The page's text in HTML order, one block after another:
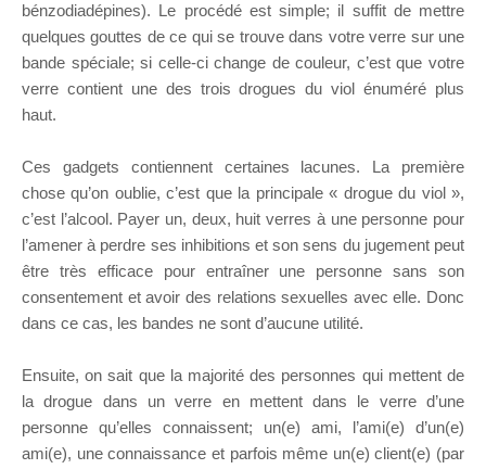
bénzodiadépines). Le procédé est simple; il suffit de mettre
quelques gouttes de ce qui se trouve dans votre verre sur une
bande spéciale; si celle-ci change de couleur, c’est que votre
verre contient une des trois drogues du viol énuméré plus
haut.
Ces gadgets contiennent certaines lacunes. La première
chose qu’on oublie, c’est que la principale « drogue du viol »,
c’est l’alcool. Payer un, deux, huit verres à une personne pour
l’amener à perdre ses inhibitions et son sens du jugement peut
être très efficace pour entraîner une personne sans son
consentement et avoir des relations sexuelles avec elle. Donc
dans ce cas, les bandes ne sont d’aucune utilité.
Ensuite, on sait que la majorité des personnes qui mettent de
la drogue dans un verre en mettent dans le verre d’une
personne qu’elles connaissent; un(e) ami, l’ami(e) d’un(e)
ami(e), une connaissance et parfois même un(e) client(e) (par